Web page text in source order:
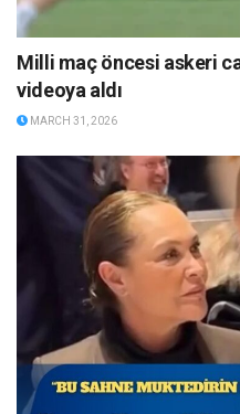
Milli maç öncesi askeri
videoya aldı
MARCH 31, 2026